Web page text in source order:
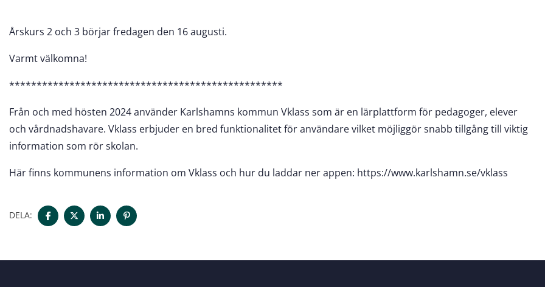
Årskurs 2 och 3 börjar fredagen den 16 augusti.
Varmt välkomna!
**************************************************
Från och med hösten 2024 använder Karlshamns kommun Vklass som är en lärplattform för pedagoger, elever
och vårdnadshavare. Vklass erbjuder en bred funktionalitet för användare vilket möjliggör snabb tillgång till viktig
information som rör skolan.
Här finns kommunens information om Vklass och hur du laddar ner appen: https://www.karlshamn.se/vklass
DELA: